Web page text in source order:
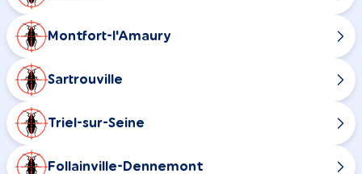
Montfort-l'Amaury
Sartrouville
Triel-sur-Seine
Follainville-Dennemont